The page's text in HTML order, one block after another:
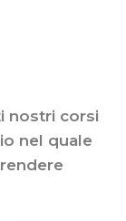
nostri corsi
nel quale